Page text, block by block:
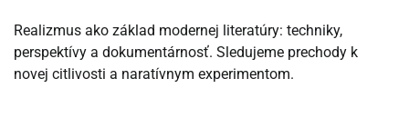
Realizmus ako základ modernej literatúry: techniky,
perspektívy a dokumentárnosť. Sledujeme prechody k
novej citlivosti a naratívnym experimentom.